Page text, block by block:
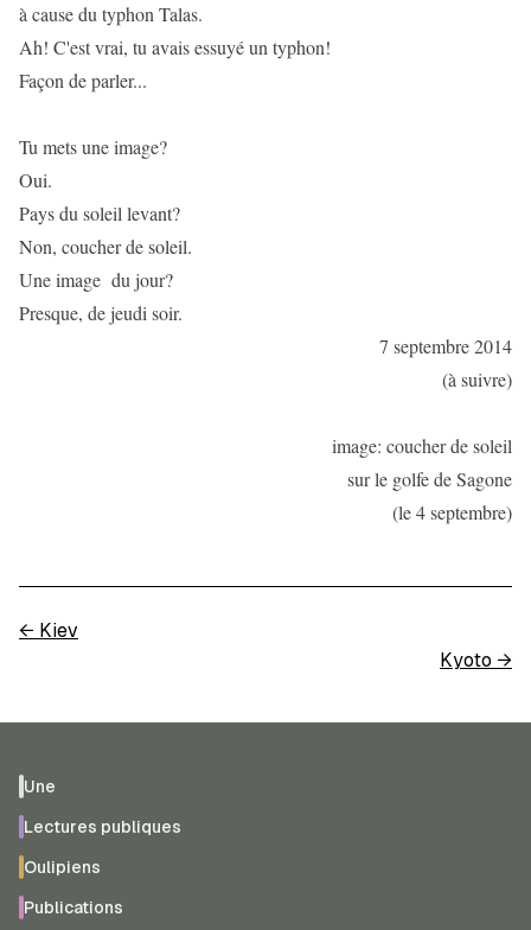
à cause du typhon Talas.
Ah! C'est vrai, tu avais essuyé un typhon!
Façon de parler...
Tu mets une image?
Oui.
Pays du soleil levant?
Non, coucher de soleil.
Une image du jour?
Presque, de jeudi soir.
7 septembre 2014
(à suivre)
image: coucher de soleil
sur le golfe de Sagone
(le 4 septembre)
← Kiev
Kyoto →
Une
Lectures publiques
Oulipiens
Publications